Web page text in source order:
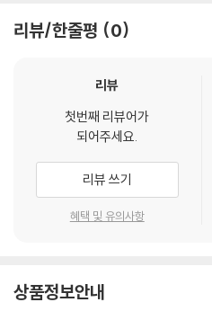
리뷰/한줄평 0
리뷰
첫번째 리뷰어가
되어주세요.
리뷰 쓰기
혜택 및 유의사항
상품정보안내